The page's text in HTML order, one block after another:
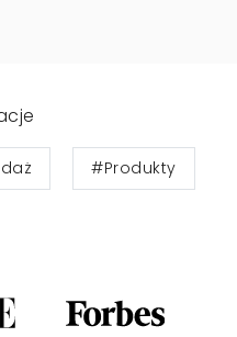
#Produkty